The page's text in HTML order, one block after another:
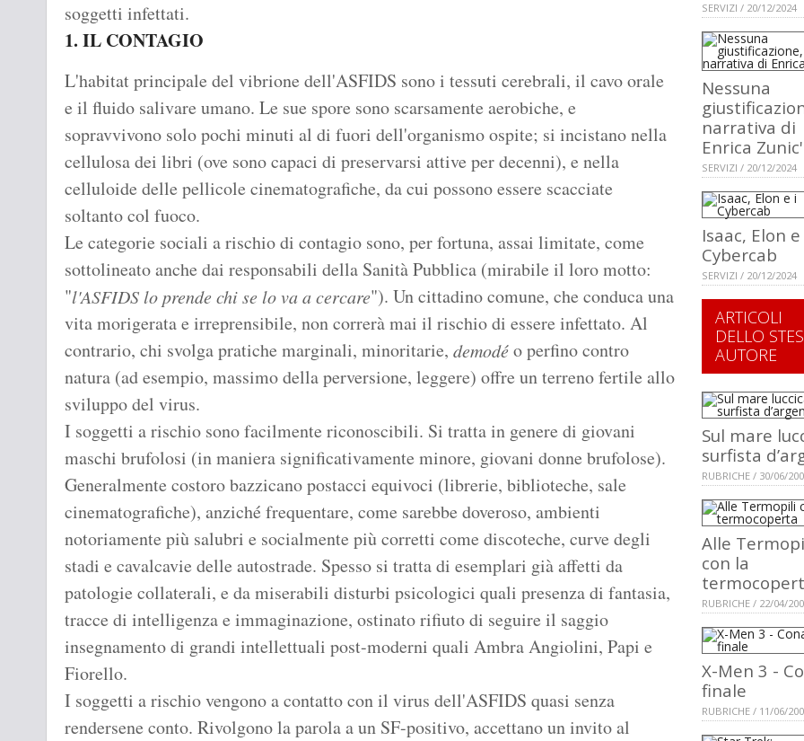
soggetti infettati.
1. IL CONTAGIO
L'habitat principale del vibrione dell'ASFIDS sono i tessuti cerebrali, il cavo orale
e il fluido salivare umano. Le sue spore sono scarsamente aerobiche, e
sopravvivono solo pochi minuti al di fuori dell'organismo ospite; si incistano nella
cellulosa dei libri (ove sono capaci di preservarsi attive per decenni), e nella
celluloide delle pellicole cinematografiche, da cui possono essere scacciate
soltanto col fuoco.
Le categorie sociali a rischio di contagio sono, per fortuna, assai limitate, come
sottolineato anche dai responsabili della Sanità Pubblica (mirabile il loro motto:
"l'ASFIDS lo prende chi se lo va a cercare"). Un cittadino comune, che conduca una
vita morigerata e irreprensibile, non correrà mai il rischio di essere infettato. Al
contrario, chi svolga pratiche marginali, minoritarie, demodéo perfino contro
natura (ad esempio, massimo della perversione, leggere) offre un terreno fertile allo
sviluppo del virus.
I soggetti a rischio sono facilmente riconoscibili. Si tratta in genere di giovani
maschi brufolosi (in maniera significativamente minore, giovani donne brufolose).
Generalmente costoro bazzicano postacci equivoci (librerie, biblioteche, sale
cinematografiche), anziché frequentare, come sarebbe doveroso, ambienti
notoriamente più salubri e socialmente più corretti come discoteche, curve degli
stadi e cavalcavie delle autostrade. Spesso si tratta di esemplari già affetti da
patologie collaterali, e da miserabili disturbi psicologici quali presenza di fantasia,
tracce di intelligenza e immaginazione, ostinato rifiuto di seguire il saggio
insegnamento di grandi intellettuali post-moderni quali Ambra Angiolini, Papi e
Fiorello.
I soggetti a rischio vengono a contatto con il virus dell'ASFIDS quasi senza
rendersene conto. Rivolgono la parola a un SF-positivo, accettano un invito al
SERVIZI / 20/12/2024
Nessuna
narrativa di
Enrica Zunic'
SERVIZI / 20/12/2024
Isaac, Elon e
Cybercab
SERVIZI / 20/12/2024
ARTICOLI
DELLO
AUTORE
Sul mare
surfista
RUBRICHE / 30/06/
Alle
con la
RUBRICHE / 22/04/
X-Men 3 -
finale
RUBRICHE / 11/06/